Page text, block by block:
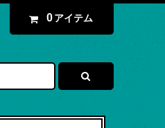
0 アイテム